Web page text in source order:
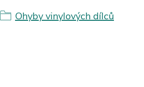
Ohyby vinylových dílců